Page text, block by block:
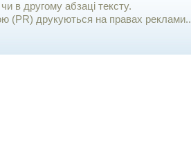
в другому абзаці тексту.
(PR) друкуються на правах реклами..